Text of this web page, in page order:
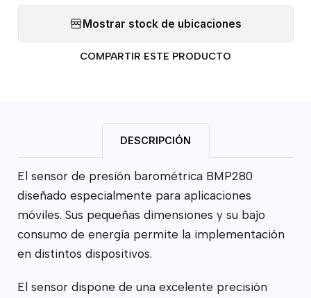
Mostrar stock de ubicaciones
COMPARTIR ESTE PRODUCTO
DESCRIPCIÓN
El sensor de presión barométrica BMP280
diseñado especialmente para aplicaciones
móviles. Sus pequeñas dimensiones y su bajo
consumo de energía permite la implementación
en distintos dispositivos.
El sensor dispone de una excelente precisión